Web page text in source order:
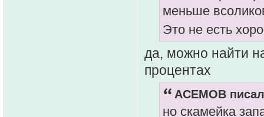
меньше
Это не есть
да, можно найти
процентах
ACEMOB
но скамейка